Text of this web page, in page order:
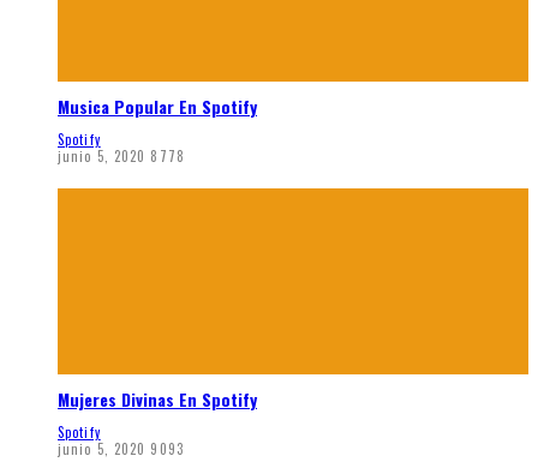
Musica Popular En Spotify
Spotify
junio 5, 2020 8778
Mujeres Divinas En Spotify
Spotify
junio 5, 2020 9093